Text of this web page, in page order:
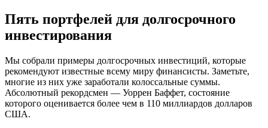
Пять портфелей для долгосрочного
инвестирования
Мы собрали примеры долгосрочных инвестиций, которые
рекомендуют известные всему миру финансисты. Заметьте,
многие из них уже заработали колоссальные суммы.
Абсолютный рекордсмен — Уоррен Баффет, состояние
которого оценивается более чем в 110 миллиардов долларов
США.